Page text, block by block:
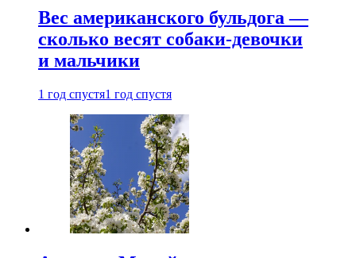
Вес американского бульдога —
сколько весят собаки-девочки
и мальчики
1 год спустя1 год спустя